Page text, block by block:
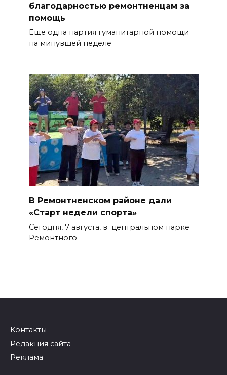
благодарностью ремонтненцам за
помощь
Еще одна партия гуманитарной помощи
на минувшей неделе
В Ремонтненском районе дали
«Старт недели спорта»
Сегодня, 7 августа, в центральном парке
Ремонтного
Контакты
Редакция сайта
Реклама